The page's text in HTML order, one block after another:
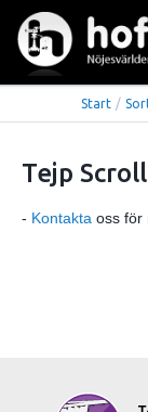
Start /
Tejp
- Kontakta oss för